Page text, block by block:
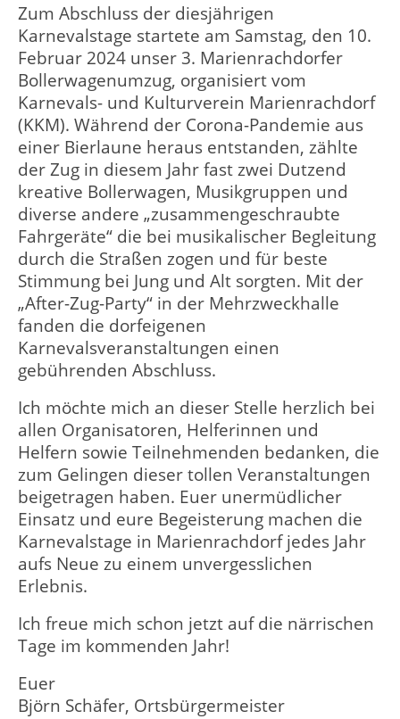
Zum Abschluss der diesjährigen
Karnevalstage startete am Samstag, den 10.
Februar 2024 unser 3. Marienrachdorfer
Bollerwagenumzug, organisiert vom
Karnevals- und Kulturverein Marienrachdorf
(KKM). Während der Corona-Pandemie aus
einer Bierlaune heraus entstanden, zählte
der Zug in diesem Jahr fast zwei Dutzend
kreative Bollerwagen, Musikgruppen und
diverse andere „zusammengeschraubte
Fahrgeräte“ die bei musikalischer Begleitung
durch die Straßen zogen und für beste
Stimmung bei Jung und Alt sorgten. Mit der
„After-Zug-Party“ in der Mehrzweckhalle
fanden die dorfeigenen
Karnevalsveranstaltungen einen
gebührenden Abschluss.
Ich möchte mich an dieser Stelle herzlich bei
allen Organisatoren, Helferinnen und
Helfern sowie Teilnehmenden bedanken, die
zum Gelingen dieser tollen Veranstaltungen
beigetragen haben. Euer unermüdlicher
Einsatz und eure Begeisterung machen die
Karnevalstage in Marienrachdorf jedes Jahr
aufs Neue zu einem unvergesslichen
Erlebnis.
Ich freue mich schon jetzt auf die närrischen
Tage im kommenden Jahr!
Euer
Björn Schäfer, Ortsbürgermeister